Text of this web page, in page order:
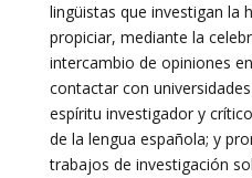
lingüistas que investigan la
propiciar, mediante la
intercambio de opiniones
contactar con
espíritu investigador y
de la lengua española; y
trabajos de investigación